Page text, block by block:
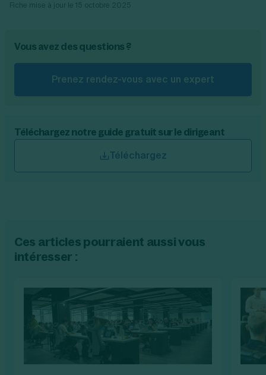
Vous avez des questions ?
Prenez rendez-vous avec un expert
Téléchargez notre guide gratuit sur le dirigeant
Téléchargez
Ces articles pourraient aussi vous
intéresser :